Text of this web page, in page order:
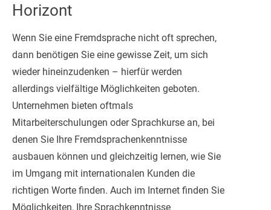
Horizont
Wenn Sie eine Fremdsprache nicht oft sprechen,
dann benötigen Sie eine gewisse Zeit, um sich
wieder hineinzudenken – hierfür werden
allerdings vielfältige Möglichkeiten geboten.
Unternehmen bieten oftmals
Mitarbeiterschulungen oder Sprachkurse an, bei
denen Sie Ihre Fremdsprachenkenntnisse
ausbauen können und gleichzeitig lernen, wie Sie
im Umgang mit internationalen Kunden die
richtigen Worte finden. Auch im Internet finden Sie
Möglichkeiten, Ihre Sprachkenntnisse